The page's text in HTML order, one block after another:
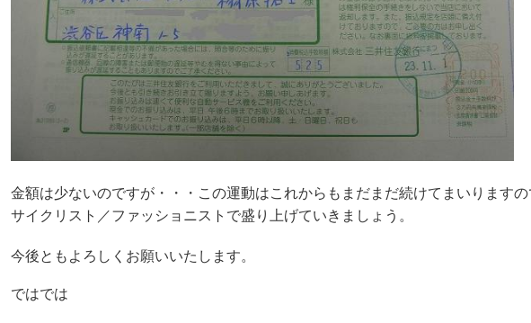
金額は少ないのですが・・・この運動はこれからもまだまだ続けてまいりますの
サイクリスト／ファッショニストで盛り上げていきましょう。
今後ともよろしくお願いいたします。
ではでは